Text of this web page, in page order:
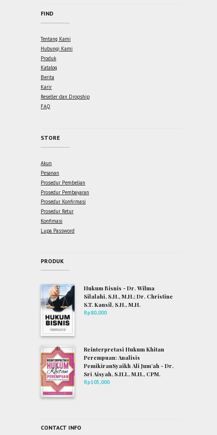
FIND
Tentang Kami
Hubungi Kami
Produk
Katalog
Berita
Karir
Reseller dan Dropship
FAQ
STORE
Akun
Pesanan
Prosedur Pembelian
Prosedur Pembayaran
Prosedur Konfirmasi
Prosedur Retur
Konfimasi
Lupa Password
PRODUK
Hukum Bisnis - Dr. Wilma
Silalahi, S.H., M.H.; Dr. Christine
S.T. Kansil, S.H., M.H.
Rp80,000
Reinterpretasi Hukum Khitan
Perempuan: Analisis
PemikiranSyaikh Ali Jum’ah - Dr.
Sri Aisyah, S.H.I., M.H., CPM.
Rp105,000
CONTACT INFO